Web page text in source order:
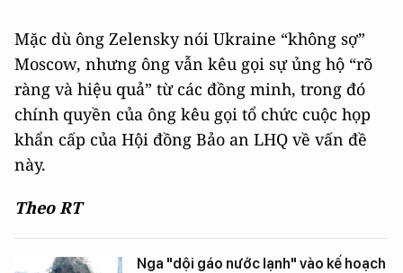
Mặc dù ông Zelensky nói Ukraine “không sợ”
Moscow, nhưng ông vẫn kêu gọi sự ủng hộ “rõ
ràng và hiệu quả” từ các đồng minh, trong đó
chính quyền của ông kêu gọi tổ chức cuộc họp
khẩn cấp của Hội đồng Bảo an LHQ về vấn đề
này.
Theo RT
Nga "dội gáo nước lạnh" vào kế hoạch